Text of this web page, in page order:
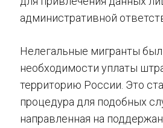
административной
Нелегальные мигранты
необходимости уплаты
территорию России. Это
процедура для подобных
направленная на